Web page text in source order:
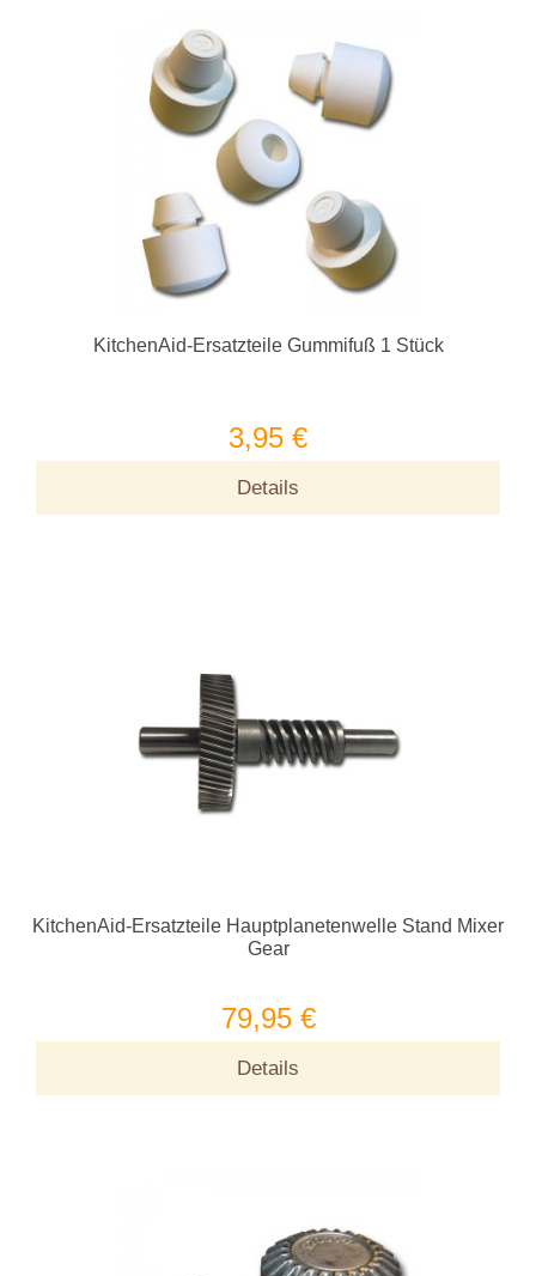
KitchenAid-Ersatzteile Gummifuß 1 Stück
3,95 €
Details
KitchenAid-Ersatzteile Hauptplanetenwelle Stand Mixer
Gear
79,95 €
Details